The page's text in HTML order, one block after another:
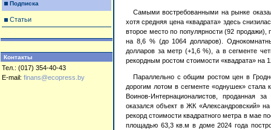
Подписка
Статьи
Контакты
Тел.: (017) 354-40-43
E-mail: finans@ecopress.by
Самыми востребованными на рынке
хотя средняя цена «квадрата» здесь
второе место по популярности (92 продажи),
на 8,6 % (до 1064 долларов).
долларов за метр (+1,6 %), а в сегменте
рекордным ростом стоимости «квадрата» на
Параллельно с общим ростом цен в
дорогим лотом в сегменте «однушек»
Воинов-Интернационалистов, проданная
оказался объект в ЖК «Александровский»
рекорд стоимости квадратного метра в мае
площадью 63,3 кв.м в доме 2024 года